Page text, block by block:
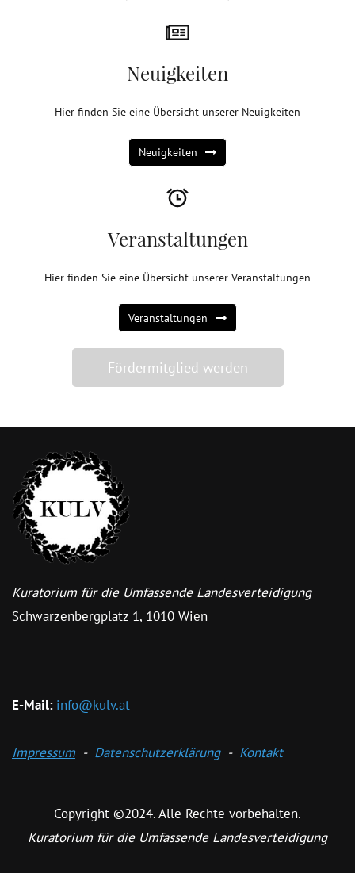
Neuigkeiten
Hier finden Sie eine Übersicht unserer Neuigkeiten
Neuigkeiten
Veranstaltungen
Hier finden Sie eine Übersicht unserer Veranstaltungen
Veranstaltungen
Fördermitglied werden
Kuratorium für die Umfassende Landesverteidigung
Schwarzenbergplatz 1, 1010 Wien
E-Mail: info@kulv.at
Impressum- Datenschutzerklärung- Kontakt
Copyright ©2024. Alle Rechte vorbehalten.
Kuratorium für die Umfassende Landesverteidigung